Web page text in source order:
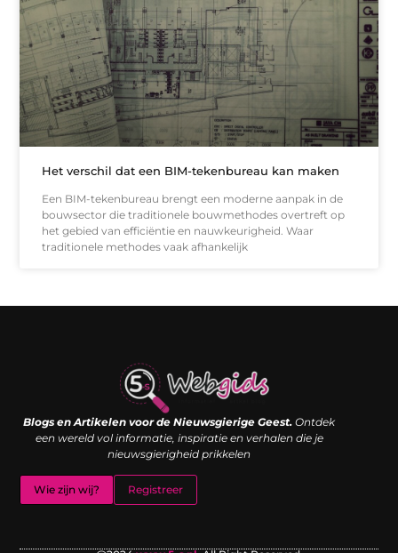
Het verschil dat een BIM-tekenbureau kan maken
Een BIM-tekenbureau brengt een moderne aanpak in de
bouwsector die traditionele bouwmethodes overtreft op
het gebied van efficiëntie en nauwkeurigheid. Waar
traditionele methodes vaak afhankelijk
Blogs en Artikelen voor de Nieuwsgierige Geest. Ontdek
een wereld vol informatie, inspiratie en verhalen die je
nieuwsgierigheid prikkelen
Wie zijn wij? Registreer